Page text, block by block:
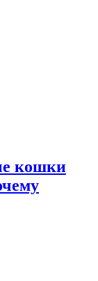
кошки